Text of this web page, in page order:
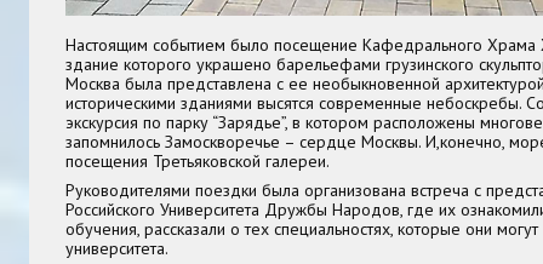
Настоящим событием было посещение Кафедрального Храма
здание которого украшено барельефами грузинского
Москва была представлена с ее необыкновенной
историческими зданиями высятся современные небоскребы.
экскурсия по парку “Зарядье”, в котором расположены
запомнилось Замоскворечье – сердце Москвы. И,конечно,
посещения Третьяковской галереи.
Руководителями поездки была организована встреча с
Российского Университета Дружбы Народов, где их
обучения, рассказали о тех специальностях, которые они могут
университета.